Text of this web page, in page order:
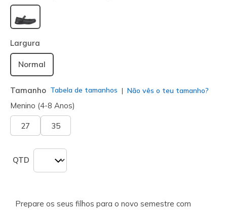
selecionado
Largura
Normal
Tamanho Tabela de tamanhos Não vês o teu tamanho?
Menino (4-8 Anos)
27 35
QTD
Prepare os seus filhos para o novo semestre com